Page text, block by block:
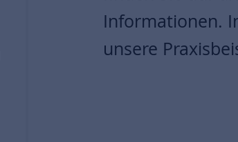
Informationen.
unsere